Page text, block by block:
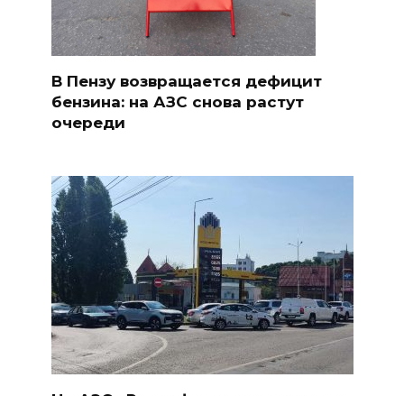
В Пензу возвращается дефицит
бензина: на АЗС снова растут
очереди